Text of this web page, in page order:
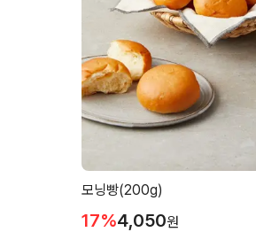
모닝빵(200g)
17%4,050원